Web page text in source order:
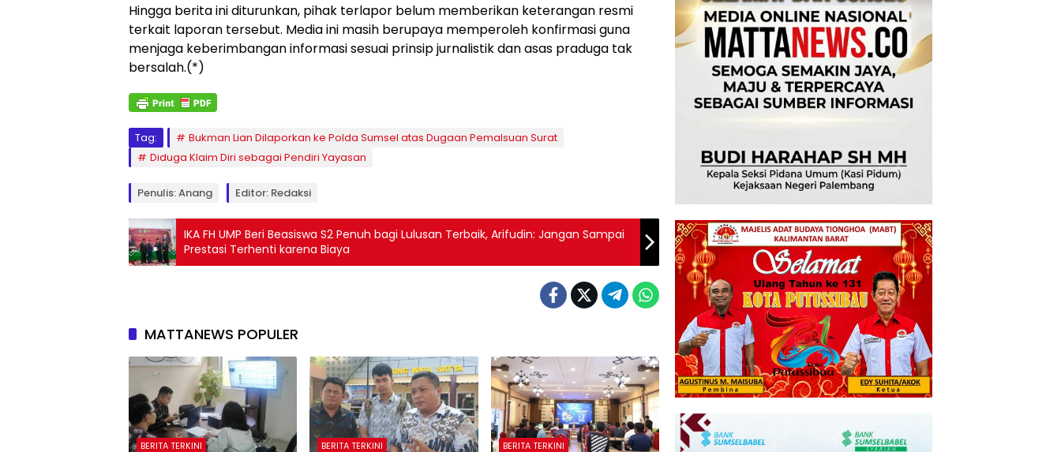
Hingga berita ini diturunkan, pihak terlapor belum memberikan keterangan resmi
terkait laporan tersebut. Media ini masih berupaya memperoleh konfirmasi guna
menjaga keberimbangan informasi sesuai prinsip jurnalistik dan asas praduga tak
bersalah.(*)
Tag:
Bukman Lian Dilaporkan ke Polda Sumsel atas Dugaan Pemalsuan Surat
Diduga Klaim Diri sebagai Pendiri Yayasan
Penulis: Anang Editor: Redaksi
IKA FH UMP Beri Beasiswa S2 Penuh bagi Lulusan Terbaik, Arifudin: Jangan Sampai
Prestasi Terhenti karena Biaya
MATTANEWS POPULER
BERITA TERKINI BERITA TERKINI BERITA TERKINI